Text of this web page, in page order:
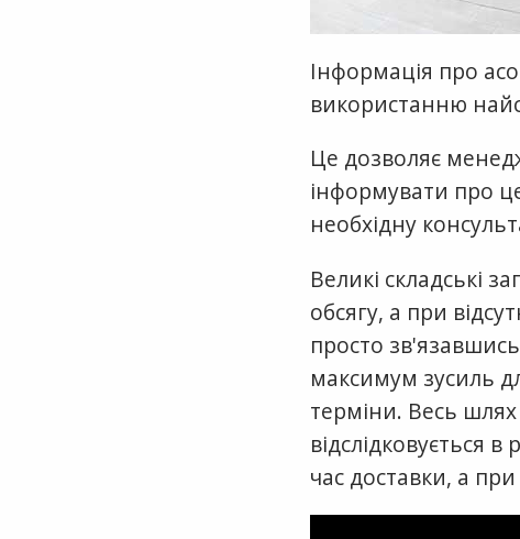
Інформація про
використанню
Це дозволяє
інформувати про
необхідну
Великі складські
обсягу, а при
просто
максимум зусиль
терміни. Весь
відслідковується
час доставки, а